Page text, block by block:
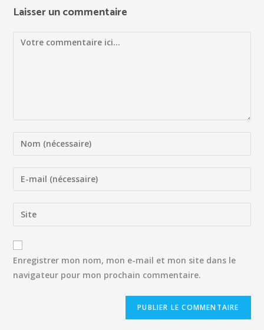
Laisser un commentaire
Enregistrer mon nom, mon e-mail et mon site dans le
navigateur pour mon prochain commentaire.